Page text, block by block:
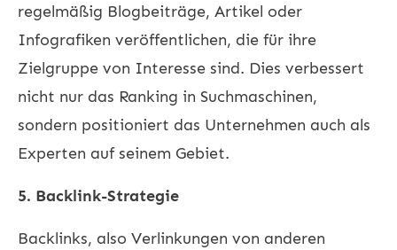
regelmäßig Blogbeiträge, Artikel oder
Infografiken veröffentlichen, die für ihre
Zielgruppe von Interesse sind. Dies verbessert
nicht nur das Ranking in Suchmaschinen,
sondern positioniert das Unternehmen auch als
Experten auf seinem Gebiet.
5. Backlink-Strategie
Backlinks, also Verlinkungen von anderen